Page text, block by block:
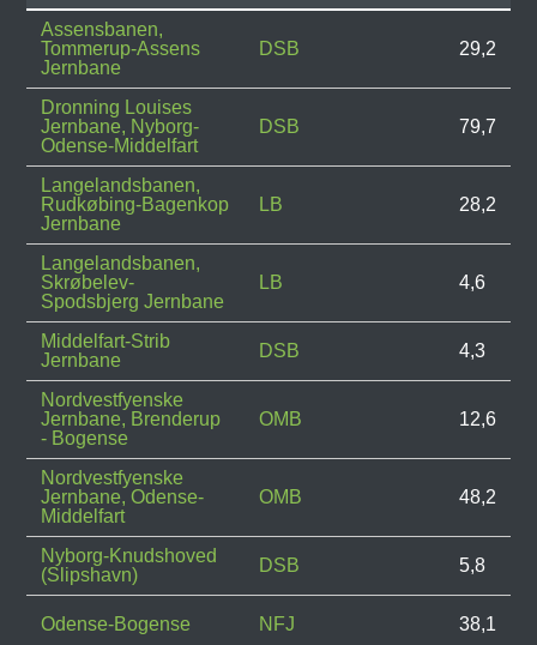
Assensbanen,
Tommerup-Assens
Jernbane
DSB 29,2
Dronning Louises
Jernbane, Nyborg-
Odense-Middelfart
DSB 79,7
Langelandsbanen,
Rudkøbing-Bagenkop
Jernbane
LB 28,2
Langelandsbanen,
Skrøbelev-
Spodsbjerg Jernbane
LB 4,6
Middelfart-Strib
Jernbane
DSB 4,3
Nordvestfyenske
Jernbane, Brenderup
- Bogense
OMB 12,6
Nordvestfyenske
Jernbane, Odense-
Middelfart
OMB 48,2
Nyborg-Knudshoved
(Slipshavn)
DSB 5,8
Odense-Bogense NFJ 38,1